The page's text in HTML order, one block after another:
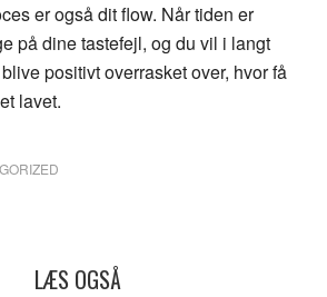
er også dit flow. Når tiden er
på dine tastefejl, og du vil i langt
positivt overrasket over, hvor få
lavet.
LÆS OGSÅ